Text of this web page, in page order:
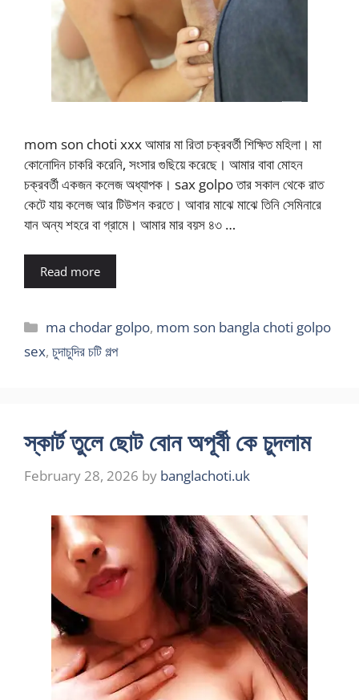
mom son choti xxx আমার মা রিতা চক্রবর্তী শিক্ষিত মহিলা। মা
কোনোদিন চাকরি করেনি, সংসার গুছিয়ে করেছে। আমার বাবা মোহন
চক্রবর্তী একজন কলেজ অধ্যাপক। sax golpo তার সকাল থেকে রাত
কেটে যায় কলেজ আর টিউশন করতে। আবার মাঝে মাঝে তিনি সেমিনারে
যান অন্য শহরে বা গ্রামে। আমার মার বয়স ৪৩ …
Read more
Categories
ma chodar golpo, mom son bangla choti golpo
sex, চুদাচুদির চটি গল্প
স্কার্ট তুলে ছোট বোন অপূর্বী কে চুদলাম
February 28, 2026 by banglachoti.uk